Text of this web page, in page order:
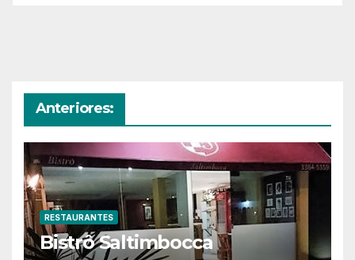
Anteriores:
RESTAURANTES
Bistrô Saltimbocca